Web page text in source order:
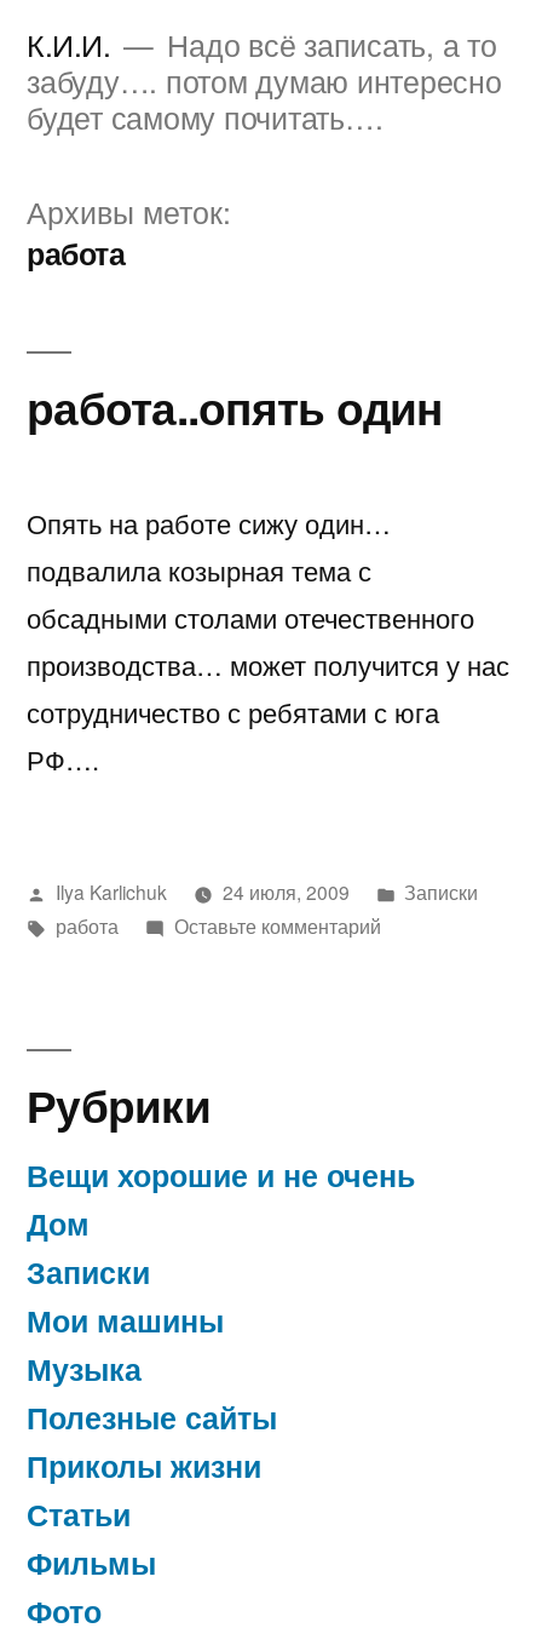
содержимому
К.И.И.
Надо всё записать, а то
забуду…. потом думаю интересно
будет самому почитать….
Архивы меток:
работа
работа..опять один
Опять на работе сижу один…
подвалила козырная тема с
обсадными столами отечественного
производства… может получится у нас
сотрудничество с ребятами с юга
РФ….
Написано
автором
Ilya Karlichuk 24 июля, 2009
Написано
Записки
Метки:
работа Оставьте комментарийк
Рубрики
Вещи хорошие и не очень
Дом
Записки
Мои машины
Музыка
Полезные сайты
Приколы жизни
Статьи
Фильмы
Фото